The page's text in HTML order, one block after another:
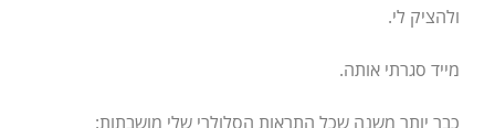
ולהציק לי.
מייד סגרתי אותה.
כבר יותר משנה שכל התראות הסלולרי שלי מושבתות: